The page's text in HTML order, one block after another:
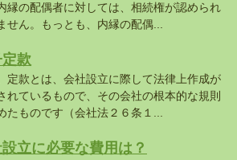
縁の配偶者に対しては、相続権が認められ
せん。もっとも、内縁の配偶...
定款
定款とは、会社設立に際して法律上作成が
れているもので、その会社の根本的な規則
たものです（会社法２６条１...
立に必要な費用は？